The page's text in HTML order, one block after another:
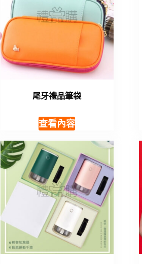
尾牙禮品筆袋
查看內容